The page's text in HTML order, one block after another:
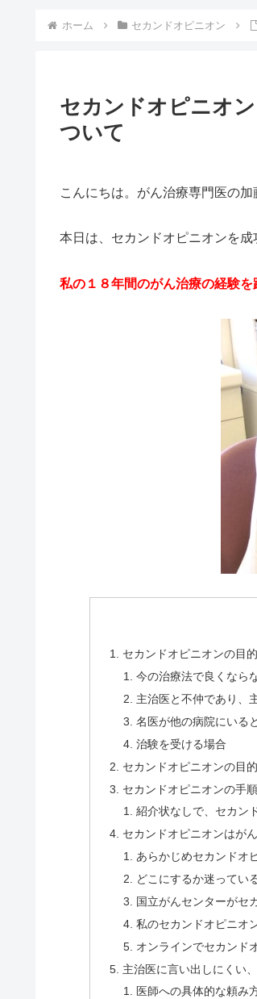
ホーム セカンドオピニオン
セカンドオピニオ
ついて
こんにちは。がん治療専門医の加
本日は、セカンドオピニオンを成
私の１８年間のがん治療の経験
セカンドオピニオンの目的
今の治療法で良くなら
主治医と不仲であり、
名医が他の病院にいる
治験を受ける場合
セカンドオピニオンの目
セカンドオピニオンの手順
紹介状なしで、セカン
セカンドオピニオンはが
あらかじめセカンドオ
どこにするか迷ってい
国立がんセンターがセ
私のセカンドオピニオ
オンラインでセカンド
主治医に言い出しにくい
医師への具体的な頼み